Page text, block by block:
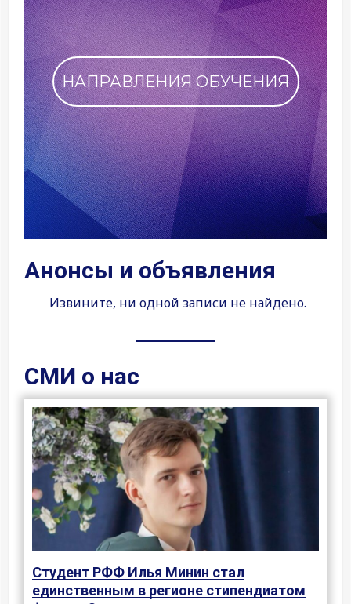
ПОБЛАГОДАРИТЬ ФАКУЛЬТЕТ
Анонсы и объявления
Извините, ни одной записи не найдено.
СМИ о нас
Студент РФФ Илья Минин стал
единственным в регионе стипендиатом